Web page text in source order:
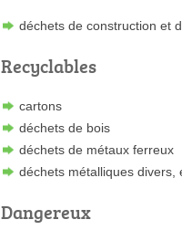
déchets de construction et
Recyclables
cartons
déchets de bois
déchets de métaux ferreux
déchets métalliques divers,
Dangereux